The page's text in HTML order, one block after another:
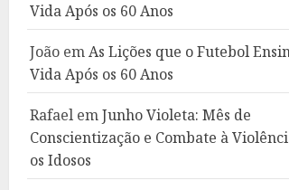
Vida Após os 60 Anos
JoãoemAs Lições que o Futebol
Vida Após os 60 Anos
RafaelemJunho Violeta: Mês de
Conscientização e Combate à
os Idosos